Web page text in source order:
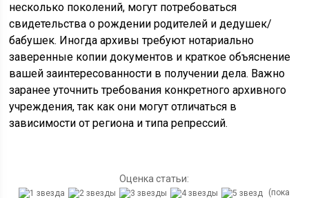
несколько поколений, могут потребоваться
свидетельства о рождении родителей и дедушек/
бабушек. Иногда архивы требуют нотариально
заверенные копии документов и краткое объяснение
вашей заинтересованности в получении дела. Важно
заранее уточнить требования конкретного архивного
учреждения, так как они могут отличаться в
зависимости от региона и типа репрессий.
Оценка статьи:
(пока